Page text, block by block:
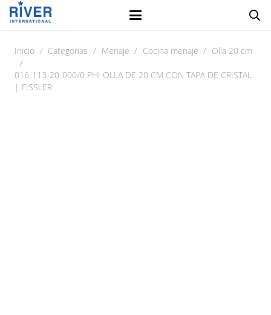
Inicio / Categorias / Menaje / Cocina menaje / Olla 20 cm
/
016-113-20-000/0 PHI OLLA DE 20 CM CON TAPA DE CRISTAL
| FISSLER